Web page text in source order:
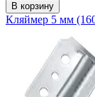
В корзину
Кляймер 5 мм